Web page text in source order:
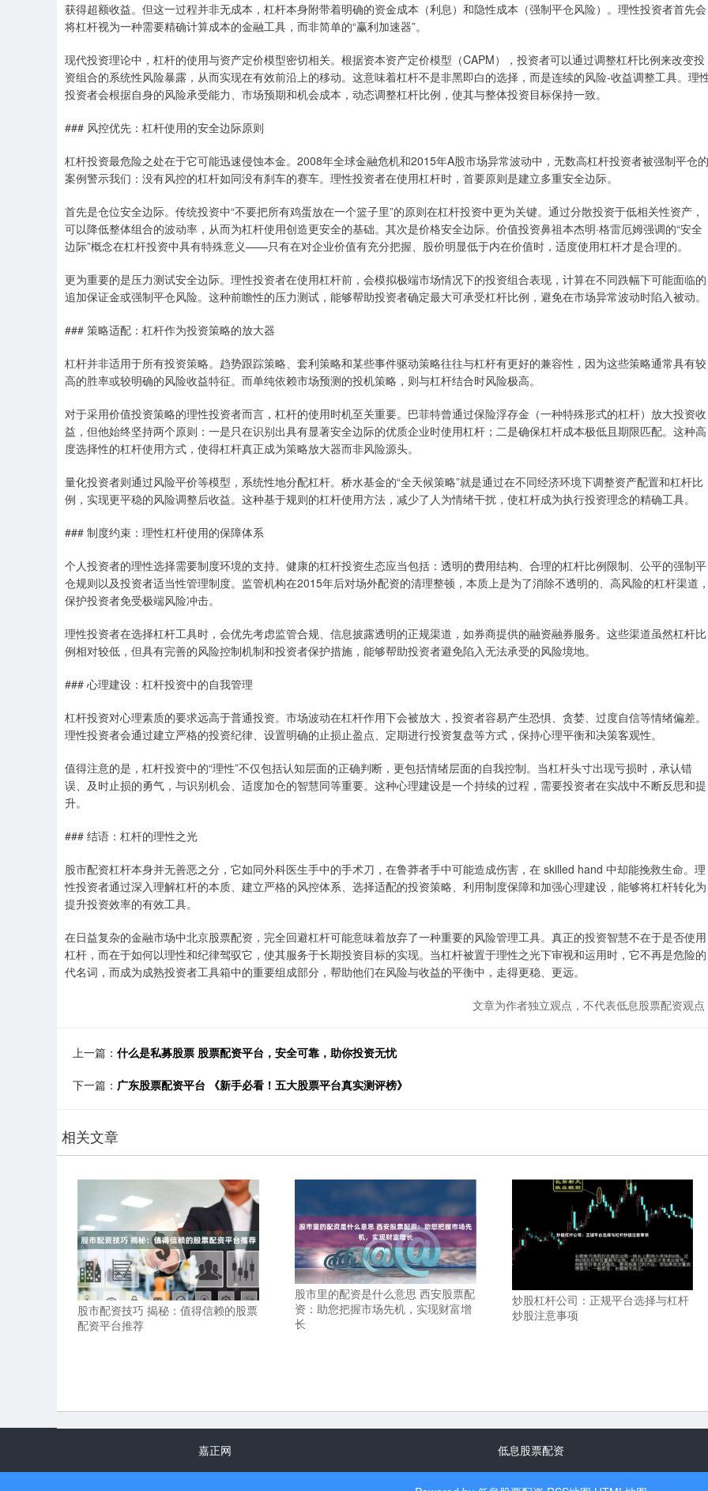
获得超额收益。但这一过程并非无成本，杠杆本身附带着明确的资金成本（利息）和隐性成本（强制平仓风险）。理性投资者首先会
将杠杆视为一种需要精确计算成本的金融工具，而非简单的“赢利加速器”。
现代投资理论中，杠杆的使用与资产定价模型密切相关。根据资本资产定价模型（CAPM），投资者可以通过调整杠杆比例来改变投
资组合的系统性风险暴露，从而实现在有效前沿上的移动。这意味着杠杆不是非黑即白的选择，而是连续的风险-收益调整工具。理
投资者会根据自身的风险承受能力、市场预期和机会成本，动态调整杠杆比例，使其与整体投资目标保持一致。
### 风控优先：杠杆使用的安全边际原则
杠杆投资最危险之处在于它可能迅速侵蚀本金。2008年全球金融危机和2015年A股市场异常波动中，无数高杠杆投资者被强制平仓的
案例警示我们：没有风控的杠杆如同没有刹车的赛车。理性投资者在使用杠杆时，首要原则是建立多重安全边际。
首先是仓位安全边际。传统投资中“不要把所有鸡蛋放在一个篮子里”的原则在杠杆投资中更为关键。通过分散投资于低相关性资产，
可以降低整体组合的波动率，从而为杠杆使用创造更安全的基础。其次是价格安全边际。价值投资鼻祖本杰明·格雷厄姆强调的“安全
边际”概念在杠杆投资中具有特殊意义——只有在对企业价值有充分把握、股价明显低于内在价值时，适度使用杠杆才是合理的。
更为重要的是压力测试安全边际。理性投资者在使用杠杆前，会模拟极端市场情况下的投资组合表现，计算在不同跌幅下可能面临的
追加保证金或强制平仓风险。这种前瞻性的压力测试，能够帮助投资者确定最大可承受杠杆比例，避免在市场异常波动时陷入被动。
### 策略适配：杠杆作为投资策略的放大器
杠杆并非适用于所有投资策略。趋势跟踪策略、套利策略和某些事件驱动策略往往与杠杆有更好的兼容性，因为这些策略通常具有较
高的胜率或较明确的风险收益特征。而单纯依赖市场预测的投机策略，则与杠杆结合时风险极高。
对于采用价值投资策略的理性投资者而言，杠杆的使用时机至关重要。巴菲特曾通过保险浮存金（一种特殊形式的杠杆）放大投资收
益，但他始终坚持两个原则：一是只在识别出具有显著安全边际的优质企业时使用杠杆；二是确保杠杆成本极低且期限匹配。这种高
度选择性的杠杆使用方式，使得杠杆真正成为策略放大器而非风险源头。
量化投资者则通过风险平价等模型，系统性地分配杠杆。桥水基金的“全天候策略”就是通过在不同经济环境下调整资产配置和杠杆比
例，实现更平稳的风险调整后收益。这种基于规则的杠杆使用方法，减少了人为情绪干扰，使杠杆成为执行投资理念的精确工具。
### 制度约束：理性杠杆使用的保障体系
个人投资者的理性选择需要制度环境的支持。健康的杠杆投资生态应当包括：透明的费用结构、合理的杠杆比例限制、公平的强制平
仓规则以及投资者适当性管理制度。监管机构在2015年后对场外配资的清理整顿，本质上是为了消除不透明的、高风险的杠杆渠道
保护投资者免受极端风险冲击。
理性投资者在选择杠杆工具时，会优先考虑监管合规、信息披露透明的正规渠道，如券商提供的融资融券服务。这些渠道虽然杠杆比
例相对较低，但具有完善的风险控制机制和投资者保护措施，能够帮助投资者避免陷入无法承受的风险境地。
### 心理建设：杠杆投资中的自我管理
杠杆投资对心理素质的要求远高于普通投资。市场波动在杠杆作用下会被放大，投资者容易产生恐惧、贪婪、过度自信等情绪偏差。
理性投资者会通过建立严格的投资纪律、设置明确的止损止盈点、定期进行投资复盘等方式，保持心理平衡和决策客观性。
值得注意的是，杠杆投资中的“理性”不仅包括认知层面的正确判断，更包括情绪层面的自我控制。当杠杆头寸出现亏损时，承认错
误、及时止损的勇气，与识别机会、适度加仓的智慧同等重要。这种心理建设是一个持续的过程，需要投资者在实战中不断反思和提
升。
### 结语：杠杆的理性之光
股市配资杠杆本身并无善恶之分，它如同外科医生手中的手术刀，在鲁莽者手中可能造成伤害，在 skilled hand 中却能挽救生命。理
性投资者通过深入理解杠杆的本质、建立严格的风控体系、选择适配的投资策略、利用制度保障和加强心理建设，能够将杠杆转化为
提升投资效率的有效工具。
在日益复杂的金融市场中北京股票配资，完全回避杠杆可能意味着放弃了一种重要的风险管理工具。真正的投资智慧不在于是否使用
杠杆，而在于如何以理性和纪律驾驭它，使其服务于长期投资目标的实现。当杠杆被置于理性之光下审视和运用时，它不再是危险的
代名词，而成为成熟投资者工具箱中的重要组成部分，帮助他们在风险与收益的平衡中，走得更稳、更远。
文章为作者独立观点，不代表低息股票配资观点
上一篇： 什么是私募股票 股票配资平台，安全可靠，助你投资无忧
下一篇： 广东股票配资平台 《新手必看！五大股票平台真实测评榜》
相关文章
股市配资技巧 揭秘：值得信赖的股票
配资平台推荐
股市里的配资是什么意思 西安股票配
资：助您把握市场先机，实现财富增
长
炒股杠杆公司：正规平台选择与杠杆
炒股注意事项
嘉正网 低息股票配资